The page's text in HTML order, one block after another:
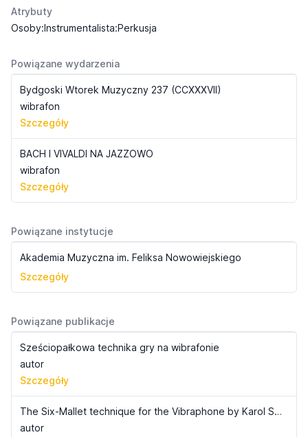
Atrybuty
Osoby:Instrumentalista:Perkusja
Powiązane wydarzenia
Bydgoski Wtorek Muzyczny 237 (CCXXXVII)
wibrafon
Szczegóły
BACH I VIVALDI NA JAZZOWO
wibrafon
Szczegóły
Powiązane instytucje
Akademia Muzyczna im. Feliksa Nowowiejskiego
Szczegóły
Powiązane publikacje
Sześciopałkowa technika gry na wibrafonie
autor
Szczegóły
The Six-Mallet technique for the Vibraphone by Karol Szymanowski
autor